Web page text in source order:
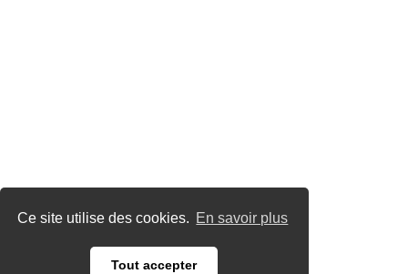
Ce site utilise des cookies. En savoir plus
Tout accepter